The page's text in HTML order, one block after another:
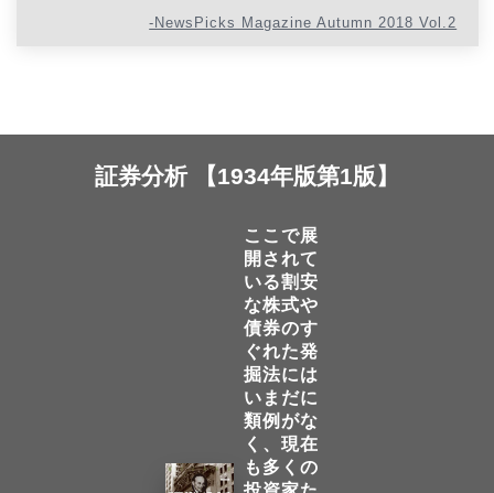
-NewsPicks Magazine Autumn 2018 Vol.2
証券分析 【1934年版第1版】
ここで展
開されて
いる割安
な株式や
債券のす
ぐれた発
掘法には
いまだに
類例がな
く、現在
も多くの